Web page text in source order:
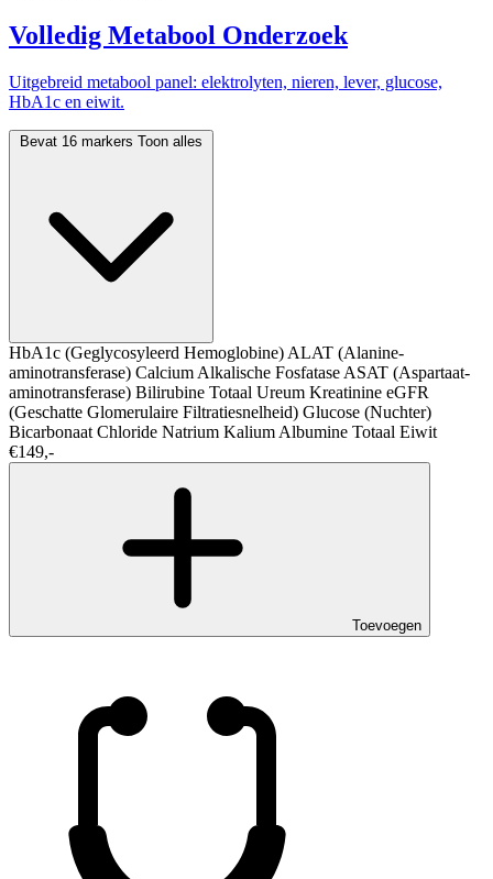
Volledig Metabool Onderzoek
Uitgebreid metabool panel: elektrolyten, nieren, lever, glucose,
HbA1c en eiwit.
Bevat 16 markers Toon alles
HbA1c (Geglycosyleerd Hemoglobine) ALAT (Alanine-
aminotransferase) Calcium Alkalische Fosfatase ASAT (Aspartaat-
aminotransferase) Bilirubine Totaal Ureum Kreatinine eGFR
(Geschatte Glomerulaire Filtratiesnelheid) Glucose (Nuchter)
Bicarbonaat Chloride Natrium Kalium Albumine Totaal Eiwit
€149,-
Toevoegen